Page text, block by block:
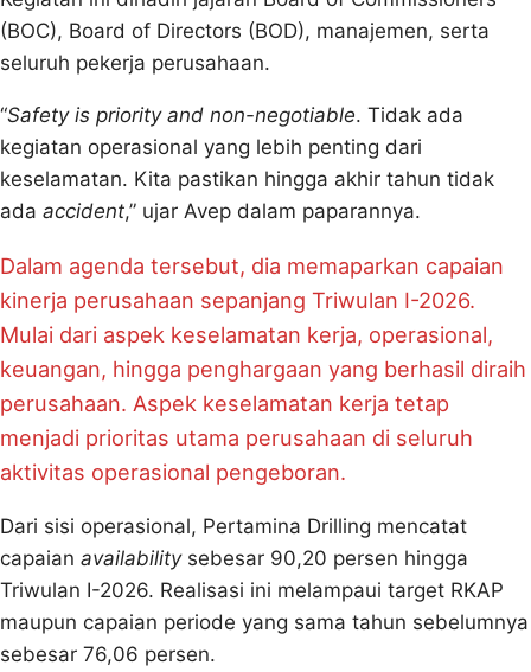
(BOC), Board of Directors (BOD), manajemen, serta
seluruh pekerja perusahaan.
“Safety is priority and non-negotiable. Tidak ada
kegiatan operasional yang lebih penting dari
keselamatan. Kita pastikan hingga akhir tahun tidak
ada accident,” ujar Avep dalam paparannya.
Dalam agenda tersebut, dia memaparkan capaian
kinerja perusahaan sepanjang Triwulan I-2026.
Mulai dari aspek keselamatan kerja, operasional,
keuangan, hingga penghargaan yang berhasil diraih
perusahaan. Aspek keselamatan kerja tetap
menjadi prioritas utama perusahaan di seluruh
aktivitas operasional pengeboran.
Dari sisi operasional, Pertamina Drilling mencatat
capaian availabilitysebesar 90,20 persen hingga
Triwulan I-2026. Realisasi ini melampaui target RKAP
maupun capaian periode yang sama tahun sebelumnya
sebesar 76,06 persen.